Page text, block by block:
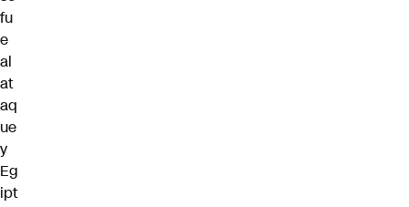
fu
e
al
at
aq
ue
y
Eg
ipt